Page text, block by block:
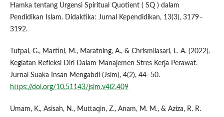
Hamka tentang Urgensi Spiritual Quotient ( SQ ) dalam
Pendidikan Islam. Didaktika: Jurnal Kependidikan, 13(3), 3179–
3192.
Tutpai, G., Martini, M., Maratning, A., & Chrismilasari, L. A. (2022).
Kegiatan Refleksi Diri Dalam Manajemen Stres Kerja Perawat.
Jurnal Suaka Insan Mengabdi (Jsim), 4(2), 44–50.
https://doi.org/10.51143/jsim.v4i2.409
Umam, K., Asisah, N., Muttaqin, Z., Anam, M. M., & Aziza, R. R.